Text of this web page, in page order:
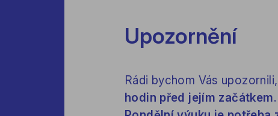
Upozornění
Rádi bychom Vás
hodin před jejím začátkem.